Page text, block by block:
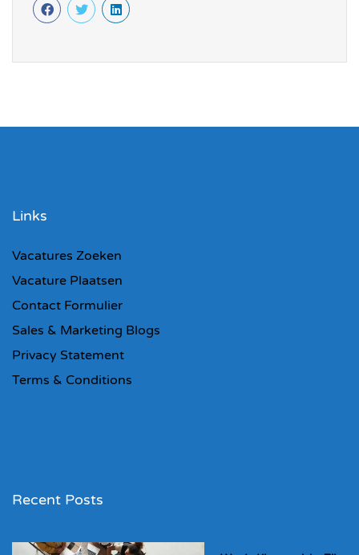
Links
Vacatures Zoeken
Vacature Plaatsen
Contact Formulier
Sales & Marketing Blogs
Privacy Statement
Terms & Conditions
Recent Posts